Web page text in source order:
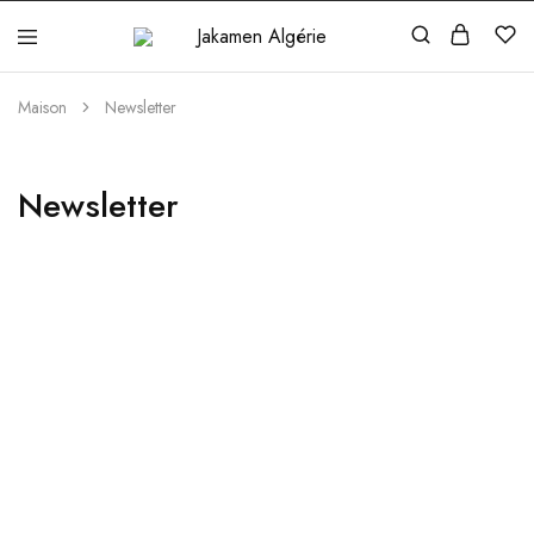
Jakamen
Algérie
Maison Newsletter
Newsletter